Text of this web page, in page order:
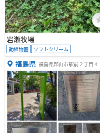
岩瀬牧場
動植物園 ソフトクリーム
福島県 福島県郡山市駅前２丁目４